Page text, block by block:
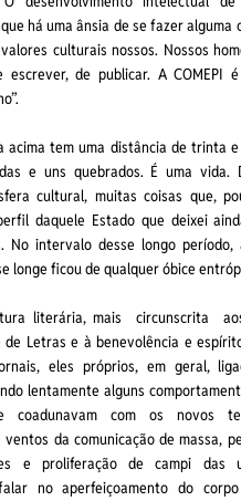
há uma ânsia de se fazer alguma
culturais nossos. Nossos
escrever, de publicar. A COMEPI
acima tem uma distância de trinta
e uns quebrados. É uma vida.
cultural, muitas coisas que,
daquele Estado que deixei
No intervalo desse longo
longe ficou de qualquer óbice
literária, mais circunscrita
de Letras e à benevolência e
eles próprios, em geral,
lentamente alguns
com os novos
ventos da comunicação de massa,
e proliferação de campi das
no aperfeiçoamento do